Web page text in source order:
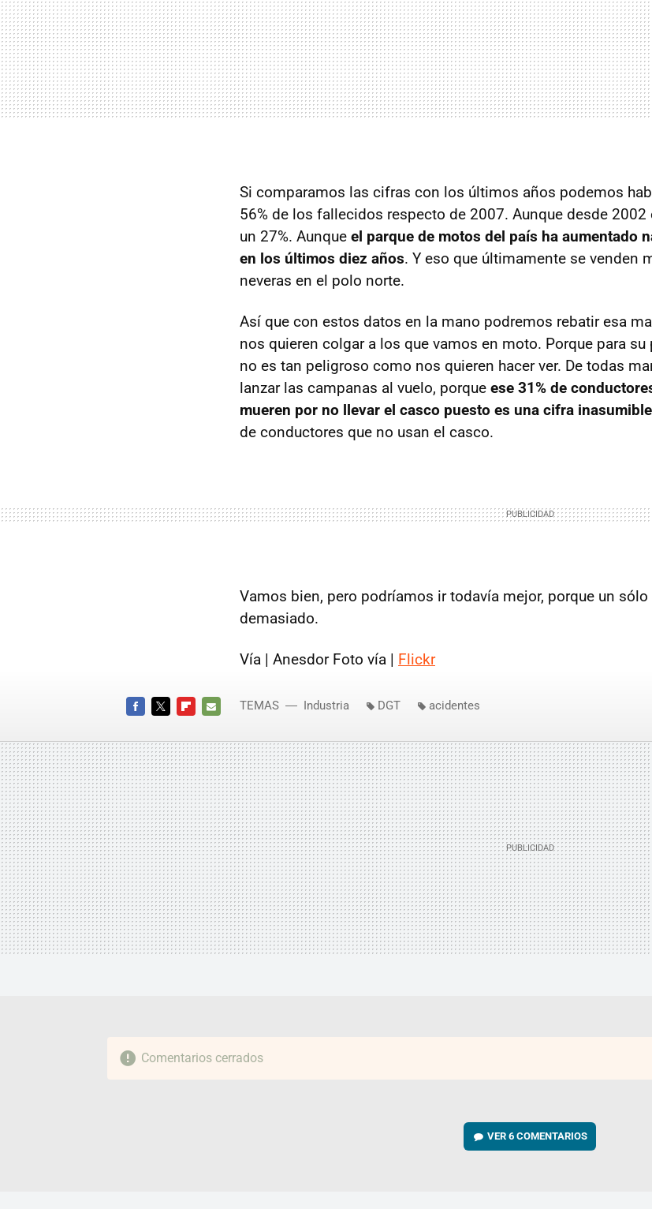
Si comparamos las cifras con los últimos años podemos
56% de los fallecidos respecto de 2007. Aunque desde
un 27%. Aunque el parque de motos del país ha aumentado
en los últimos diez años. Y eso que últimamente se venden
neveras en el polo norte.
Así que con estos datos en la mano podremos rebatir esa
nos quieren colgar a los que vamos en moto. Porque para
no es tan peligroso como nos quieren hacer ver. De todas
lanzar las campanas al vuelo, porque ese 31% de
mueren por no llevar el casco puesto es una cifra inasumible
de conductores que no usan el casco.
Vamos bien, pero podríamos ir todavía mejor, porque un
demasiado.
Vía | Anesdor Foto vía | Flickr
MAIL
TEMAS Industria DGT acidentes
Comentarios cerrados
VER6 COMENTARIOS